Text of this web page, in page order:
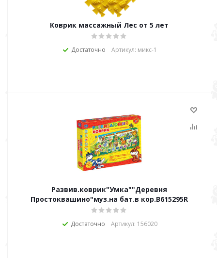
Коврик массажный Лес от 5 лет
Достаточно Артикул: микс-1
Развив.коврик"Умка""Деревня
Простоквашино"муз.на бат.в кор.B615295R
Достаточно Артикул: 156020